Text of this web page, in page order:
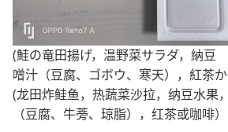
(鮭の竜田揚げ，温野菜サラダ，納
噌汁（豆腐、ゴボウ、寒天），紅茶か
(龙田炸鲑鱼，热蔬菜沙拉，纳豆水果
（豆腐、牛蒡、琼脂），红茶或咖啡）